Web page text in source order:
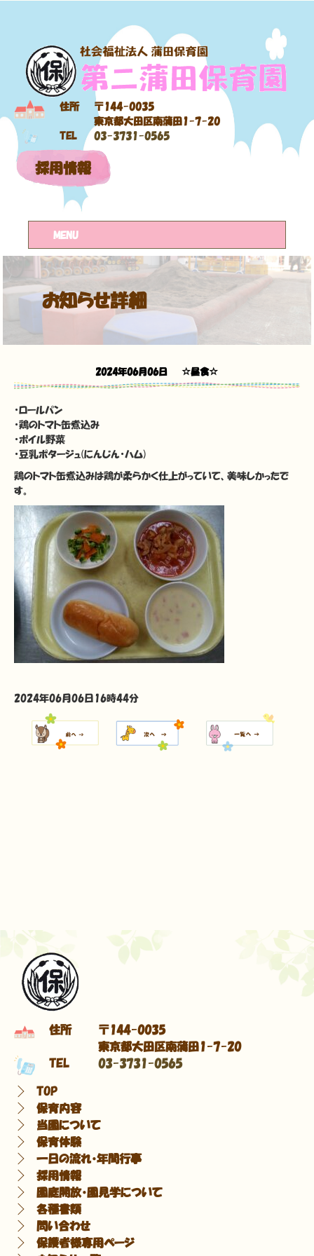
住所
〒144-0035
東京都大田区南蒲田1-7-20
TEL
03-3731-0565
採用情報
MENU
お知らせ詳細
2024年06月06日 ☆昼食☆
・ロールパン
・鶏のトマト缶煮込み
・ボイル野菜
・豆乳ポタージュ(にんじん・ハム)
鶏のトマト缶煮込みは鶏が柔らかく仕上がっていて、美味しかったで
す。
2024年06月06日16時44分
住所
〒144-0035
東京都大田区南蒲田1-7-20
TEL
03-3731-0565
TOP
保育内容
当園について
保育体験
一日の流れ・年間行事
採用情報
園庭開放・園見学について
各種書類
問い合わせ
保護者様専用ページ